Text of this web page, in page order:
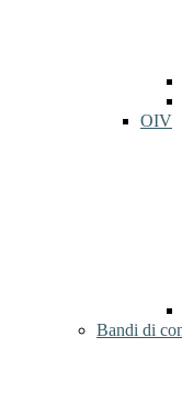
OIV
Bandi di